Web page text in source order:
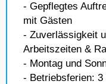
- Gepflegtes
mit Gästen
- Zuverlässigkeit
Arbeitszeiten &
- Montag und
- Betriebsferien: 3